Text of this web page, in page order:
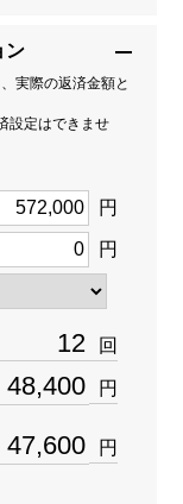
ッド
ン
実際の返済金額と
設定はできませ
円
円
回
円
円